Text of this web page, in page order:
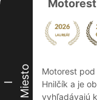
I Miesto
Motorest
Hnilčík a je
vyhľadávajú